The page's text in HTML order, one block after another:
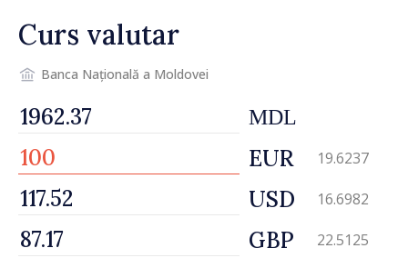
depășim blocajele și să dăm o
șansă localităților să se
dezvolte”
Curs valutar
Banca Națională a Moldovei
MDL
EUR 19.6237
USD 16.6982
GBP 22.5125